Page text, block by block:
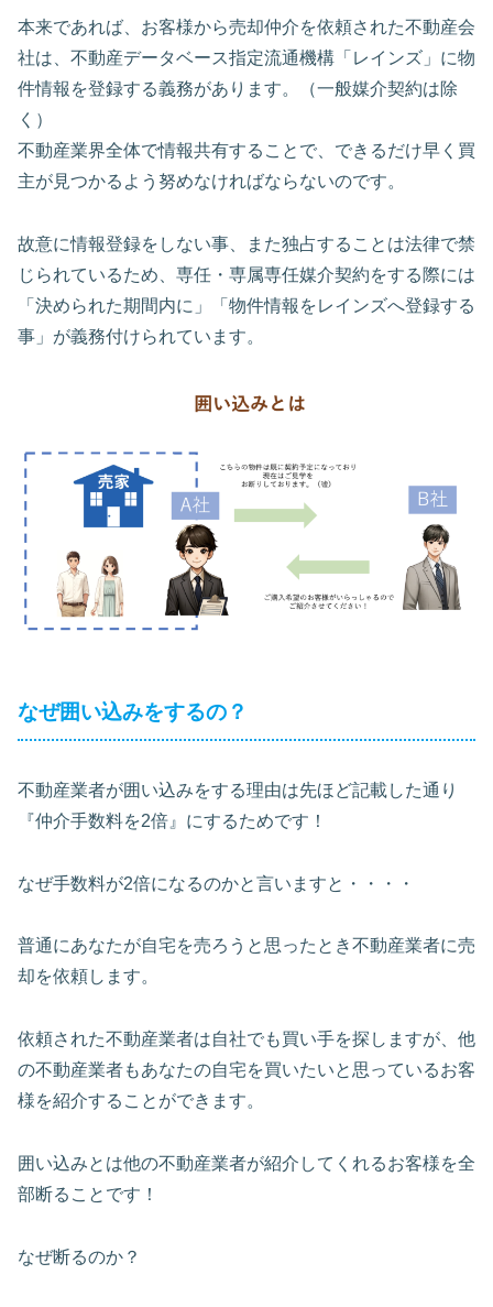
本来であれば、お客様から売却仲介を依頼された不動産会
社は、不動産データベース指定流通機構「レインズ」に物
件情報を登録する義務があります。（一般媒介契約は除
く）
不動産業界全体で情報共有することで、できるだけ早く買
主が見つかるよう努めなければならないのです。
故意に情報登録をしない事、また独占することは法律で禁
じられているため、専任・専属専任媒介契約をする際には
「決められた期間内に」「物件情報をレインズへ登録する
事」が義務付けられています。
なぜ囲い込みをするの？
不動産業者が囲い込みをする理由は先ほど記載した通り
『仲介手数料を2倍』にするためです！
なぜ手数料が2倍になるのかと言いますと・・・・
普通にあなたが自宅を売ろうと思ったとき不動産業者に売
却を依頼します。
依頼された不動産業者は自社でも買い手を探しますが、他
の不動産業者もあなたの自宅を買いたいと思っているお客
様を紹介することができます。
囲い込みとは他の不動産業者が紹介してくれるお客様を全
部断ることです！
なぜ断るのか？